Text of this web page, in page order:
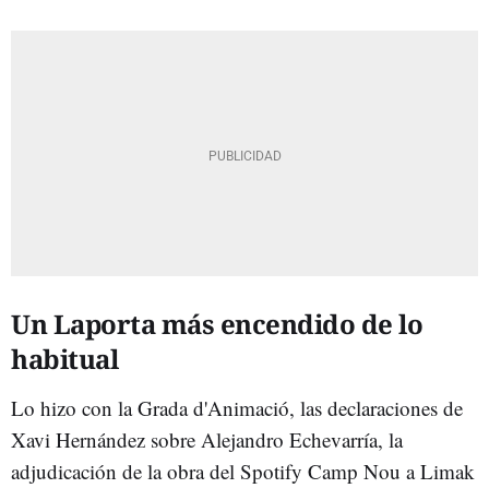
Un Laporta más encendido de lo
habitual
Lo hizo con la Grada d'Animació, las declaraciones de
Xavi Hernández sobre Alejandro Echevarría, la
adjudicación de la obra del Spotify Camp Nou a Limak